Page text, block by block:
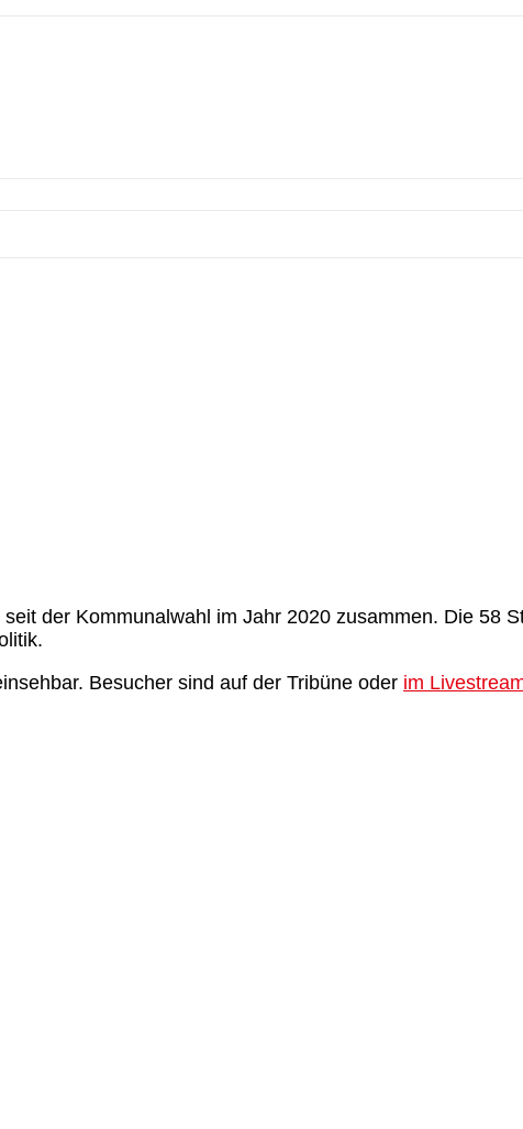
der Kommunalwahl im Jahr 2020 zusammen. Die 58
Besucher sind auf der Tribüne oder im